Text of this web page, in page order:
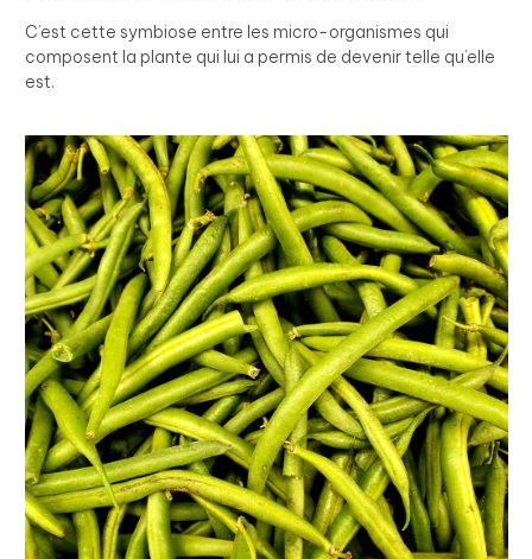
C’est cette symbiose entre les micro-organismes qui
composent la plante qui lui a permis de devenir telle qu’elle
est.